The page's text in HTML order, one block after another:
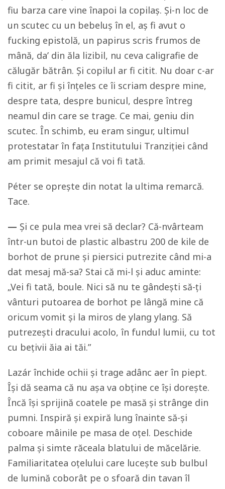
fiu barza care vine înapoi la copilaș. Și-n loc de
un scutec cu un bebeluș în el, aș fi avut o
fucking epistolă, un papirus scris frumos de
mână, da’ din ăla lizibil, nu ceva caligrafie de
călugăr bătrân. Și copilul ar fi citit. Nu doar c-ar
fi citit, ar fi și înțeles ce îi scriam despre mine,
despre tata, despre bunicul, despre întreg
neamul din care se trage. Ce mai, geniu din
scutec. În schimb, eu eram singur, ultimul
protestatar în fața Institutului Tranziției când
am primit mesajul că voi fi tată.
Péter se oprește din notat la ultima remarcă.
Tace.
— Și ce pula mea vrei să declar? Că-nvârteam
într-un butoi de plastic albastru 200 de kile de
borhot de prune și piersici putrezite când mi-a
dat mesaj mă-sa? Stai că mi-l și aduc aminte:
„Vei fi tată, boule. Nici să nu te gândești să-ți
vânturi putoarea de borhot pe lângă mine că
oricum vomit și la miros de ylang ylang. Să
putrezești dracului acolo, în fundul lumii, cu tot
cu bețivii ăia ai tăi.”
Lazár închide ochii și trage adânc aer în piept.
Își dă seama că nu așa va obține ce își dorește.
Încă își sprijină coatele pe masă și strânge din
pumni. Inspiră și expiră lung înainte să-și
coboare mâinile pe masa de oțel. Deschide
palma și simte răceala blatului de măcelărie.
Familiaritatea oțelului care lucește sub bulbul
de lumină coborât pe o sfoară din tavan îl